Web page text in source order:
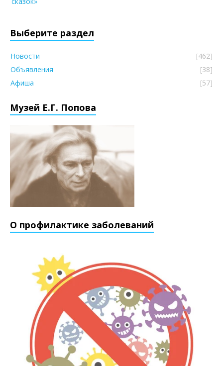
Выберите раздел
Новости
[462]
Объявления
[38]
Афиша
[57]
Музей Е.Г. Попова
О профилактике заболеваний